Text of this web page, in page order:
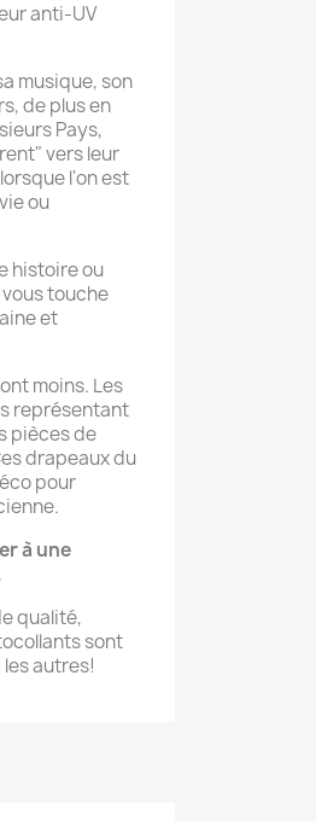
anti-UV
musique, son
de plus en
Pays,
vers leur
l'on est
ou
histoire ou
touche
et
moins. Les
représentant
pièces de
drapeaux du
pour
à une
qualité,
sont
autres!